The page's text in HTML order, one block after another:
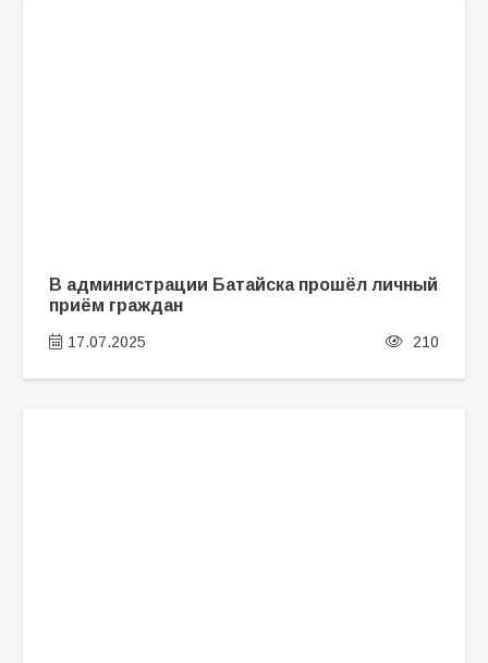
В администрации Батайска прошёл личный
приём граждан
17.07.2025 210